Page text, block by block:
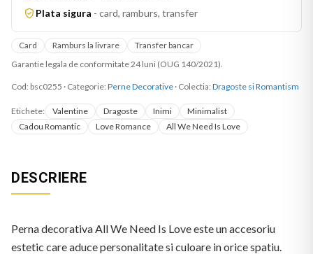
Plata sigura - card, ramburs, transfer
Card Ramburs la livrare
Transfer bancar
Garantie legala de conformitate 24 luni (OUG 140/2021).
Cod: bsc0255 · Categorie: Perne Decorative · Colectia: Dragoste si Romantism
Etichete: Valentine Dragoste Inimi
Minimalist
Cadou Romantic
Love Romance All We Need Is Love
DESCRIERE
Perna decorativa All We Need Is Love este un accesoriu
estetic care aduce personalitate si culoare in orice spatiu.